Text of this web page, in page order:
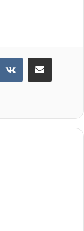
VKontakteE-Posta ile paylaş